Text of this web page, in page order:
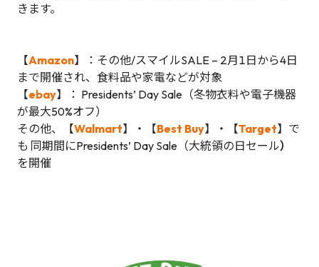
きます。
【Amazon】：その他/スマイルSALE – 2月1日から4日
まで開催され、食料品や家電などが対象
【ebay】： Presidents’ Day Sale（冬物衣料や電子機器
が最大50%オフ）
その他、【Walmart】・【Best Buy】・【Target】で
も 同期間にPresidents’ Day Sale（大統領の日セール）
を開催